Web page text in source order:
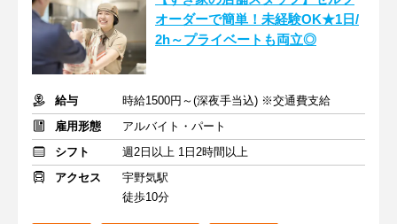
オーダーで簡単！未経験OK★1日/
2h～プライベートも両立◎
給与
時給1500円～(深夜手当込) ※交通費支給
雇用形態
アルバイト・パート
シフト
週2日以上 1日2時間以上
アクセス
宇野気駅
徒歩10分